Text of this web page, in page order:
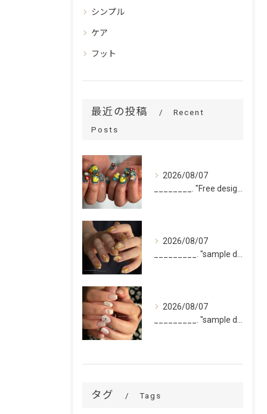
シンプル
ケア
フット
最近の投稿
Recent
Posts
2026/08/07
2026/08/07
2026/08/07
タグ Tags